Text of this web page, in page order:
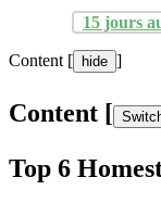
15 jours
Content [ hide ]
Content [
Top 6